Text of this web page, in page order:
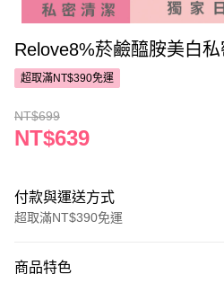
Relove8%菸鹼醯胺美白
超取滿NT$390免運
NT$699
NT$639
付款與運送方式
超取滿NT$390免運
POYA支付
商品特色